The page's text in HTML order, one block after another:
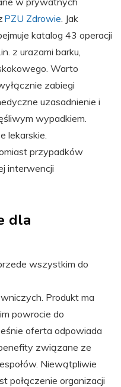
PZU Zdrowie . Jak
katalog 43 operacji
z urazami barku,
Warto
zabiegi
uzasadnienie i
wypadkiem.
lekarskie.
przypadków
interwencji
dla
wszystkim do
Produkt ma
powrocie do
oferta odpowiada
związane ze
Niewątpliwie
połączenie organizacji